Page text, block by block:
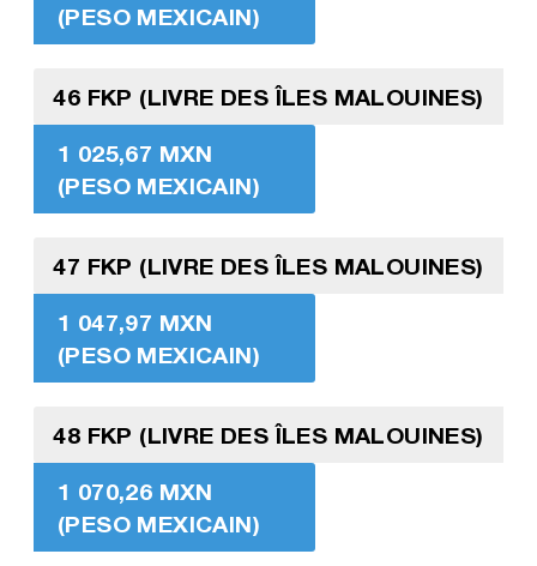
(PESO MEXICAIN)
46 FKP (LIVRE DES ÎLES MALOUINES)
1 025,67 MXN
(PESO MEXICAIN)
47 FKP (LIVRE DES ÎLES MALOUINES)
1 047,97 MXN
(PESO MEXICAIN)
48 FKP (LIVRE DES ÎLES MALOUINES)
1 070,26 MXN
(PESO MEXICAIN)